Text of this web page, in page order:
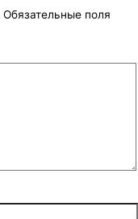
Обязательные поля